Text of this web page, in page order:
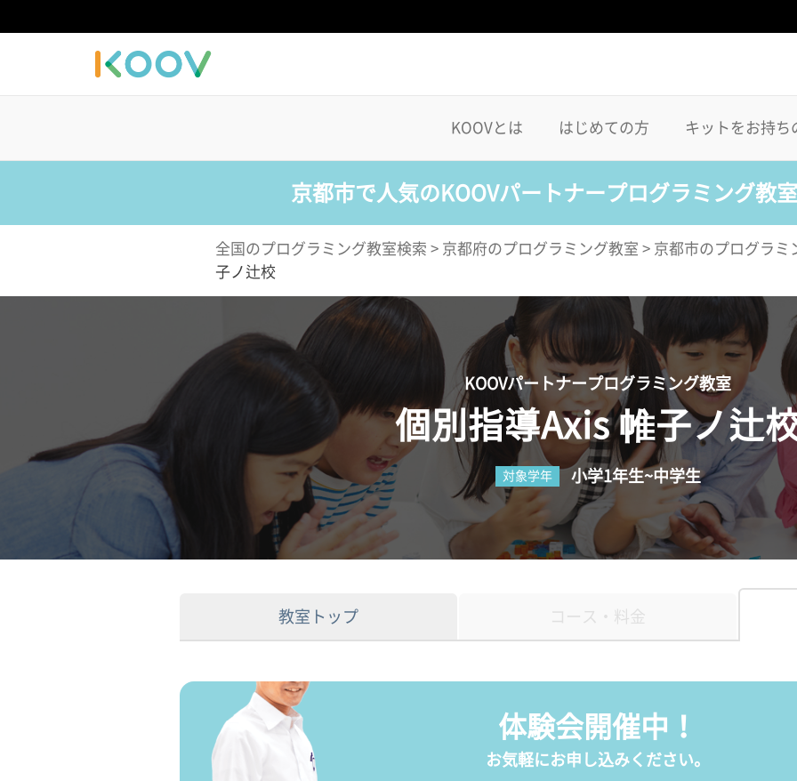
KOOVとは はじめての方 キットをお持ち
京都市で人気のKOOVパートナープログラミング教
全国のプログラミング教室検索 > 京都府のプログラミング教室 > 京都市のプログラミ
子ノ辻校
KOOVパートナープログラミング教室
個別指導Axis 帷子ノ辻
対象学年 小学1年生~中学生
教室トップ コース・料金
体験会開催中！
お気軽にお申し込みください。